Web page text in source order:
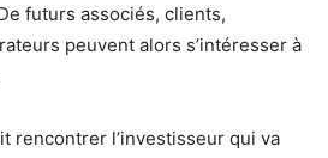
futurs associés, clients,
peuvent alors s’intéresser à
rencontrer l’investisseur qui va